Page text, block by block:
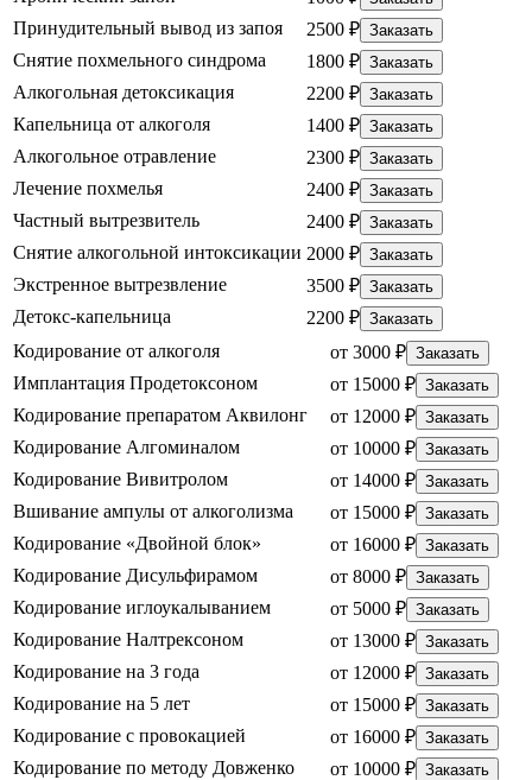
Принудительный вывод из запоя 2500 ₽ Заказать
Снятие похмельного синдрома 1800 ₽ Заказать
Алкогольная детоксикация 2200 ₽ Заказать
Капельница от алкоголя 1400 ₽ Заказать
Алкогольное отравление 2300 ₽ Заказать
Лечение похмелья 2400 ₽ Заказать
Частный вытрезвитель 2400 ₽ Заказать
Снятие алкогольной интоксикации 2000 ₽ Заказать
Экстренное вытрезвление 3500 ₽ Заказать
Детокс-капельница 2200 ₽ Заказать
Кодирование от алкоголя от 3000 ₽ Заказать
Имплантация Продетоксоном от 15000 ₽ Заказать
Кодирование препаратом Аквилонг от 12000 ₽ Заказать
Кодирование Алгоминалом от 10000 ₽ Заказать
Кодирование Вивитролом от 14000 ₽ Заказать
Вшивание ампулы от алкоголизма от 15000 ₽ Заказать
Кодирование «Двойной блок» от 16000 ₽ Заказать
Кодирование Дисульфирамом от 8000 ₽ Заказать
Кодирование иглоукалыванием от 5000 ₽ Заказать
Кодирование Налтрексоном от 13000 ₽ Заказать
Кодирование на 3 года от 12000 ₽ Заказать
Кодирование на 5 лет от 15000 ₽ Заказать
Кодирование с провокацией от 16000 ₽ Заказать
Кодирование по методу Довженко от 10000 ₽ Заказать